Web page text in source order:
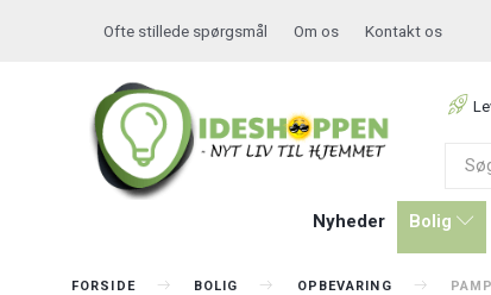
Ofte stillede spørgsmål Om os Kontakt os
Nyheder Bolig
FORSIDE BOLIG OPBEVARING